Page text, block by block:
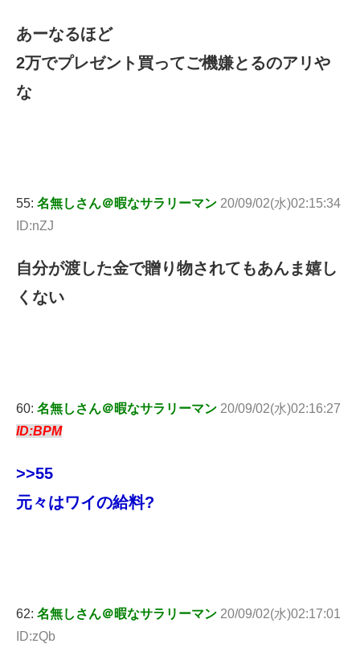
あーなるほど
2万でプレゼント買ってご機嫌とるのアリや
な
55: 名無しさん＠暇なサラリーマン 20/09/02(水)02:15:34
ID:nZJ
自分が渡した金で贈り物されてもあんま嬉し
くない
60: 名無しさん＠暇なサラリーマン 20/09/02(水)02:16:27
ID:BPM
>>55
元々はワイの給料?
62: 名無しさん＠暇なサラリーマン 20/09/02(水)02:17:01
ID:zQb